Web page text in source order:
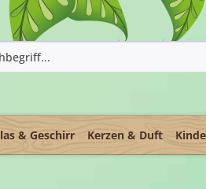
& Geschirr Kerzen & Duft